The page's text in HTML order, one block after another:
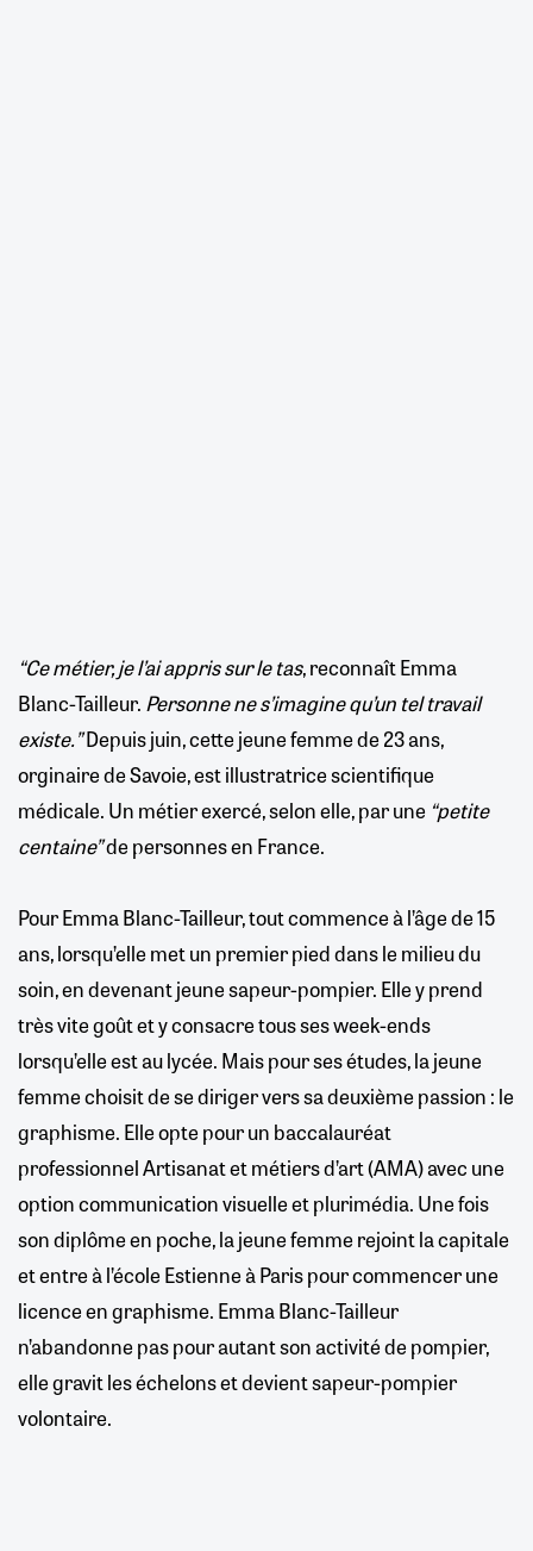
“Ce métier, je l’ai appris sur le tas, reconnaît Emma
Blanc-Tailleur. Personne ne s’imagine qu’un tel travail
existe.”Depuis juin, cette jeune femme de 23 ans,
orginaire de Savoie, est illustratrice scientifique
médicale. Un métier exercé, selon elle, par une “petite
centaine”de personnes en France.
Pour Emma Blanc-Tailleur, tout commence à l’âge de 15
ans, lorsqu’elle met un premier pied dans le milieu du
soin, en devenant jeune sapeur-pompier. Elle y prend
très vite goût et y consacre tous ses week-ends
lorsqu’elle est au lycée. Mais pour ses études, la jeune
femme choisit de se diriger vers sa deuxième passion : le
graphisme. Elle opte pour un baccalauréat
professionnel Artisanat et métiers d’art (AMA) avec une
option communication visuelle et plurimédia. Une fois
son diplôme en poche, la jeune femme rejoint la capitale
et entre à l’école Estienne à Paris pour commencer une
licence en graphisme. Emma Blanc-Tailleur
n’abandonne pas pour autant son activité de pompier,
elle gravit les échelons et devient sapeur-pompier
volontaire.